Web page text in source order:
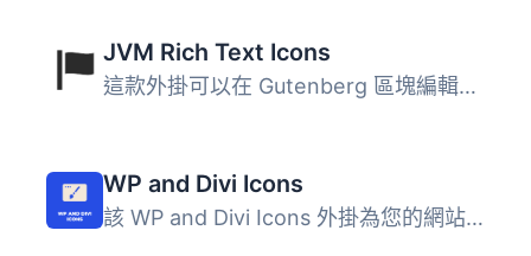
JVM Rich Text Icons
這款外掛可以在 Gutenberg 區塊編輯器中的段落、標題、清單或...
WP and Divi Icons
該 WP and Divi Icons 外掛為您的網站添加了超過 660 個定制...